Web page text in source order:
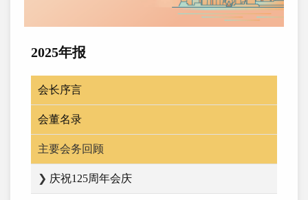
2025年报
会长序言
会董名录
主要会务回顾
❯ 庆祝125周年会庆